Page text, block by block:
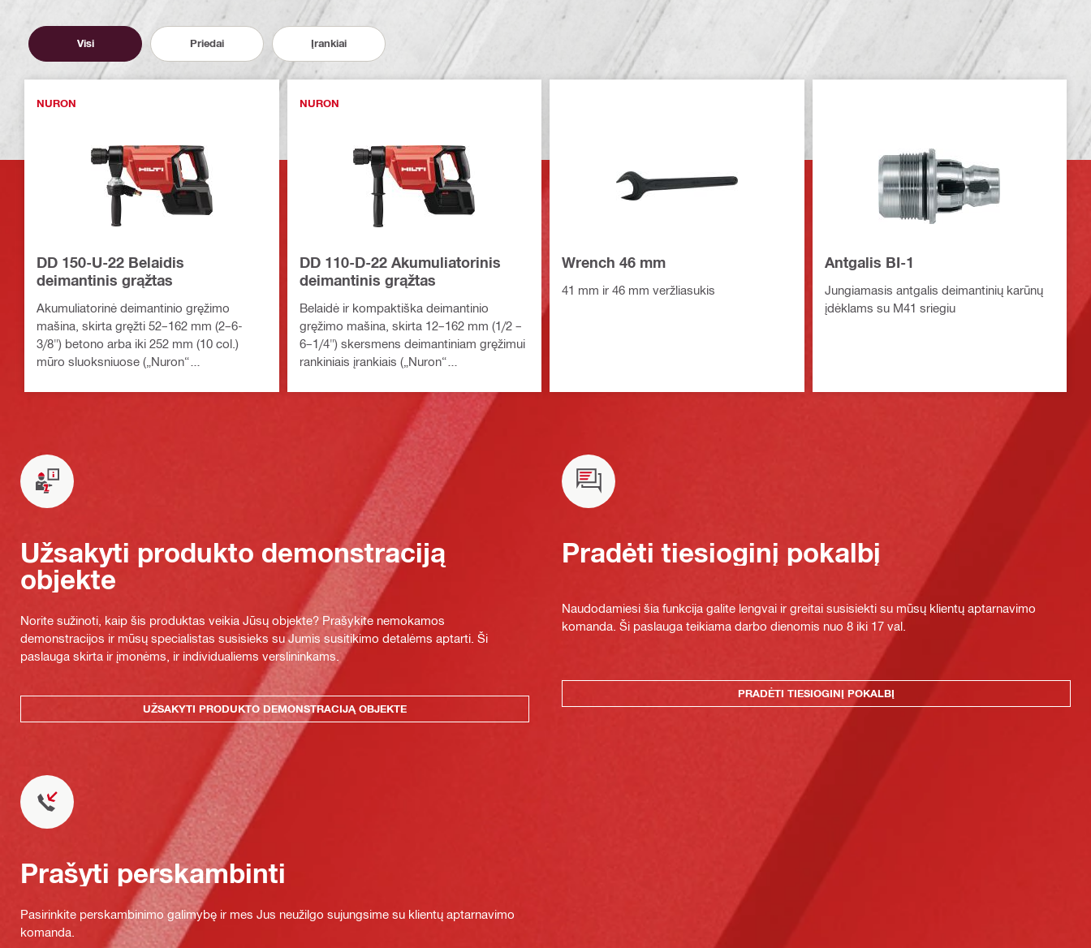
Visi Priedai Įrankiai
NURON
DD 150-U-22 Belaidis
deimantinis grąžtas
Akumuliatorinė deimantinio gręžimo
mašina, skirta gręžti 52–162 mm (2–6-
3/8") betono arba iki 252 mm (10 col.)
mūro sluoksniuose („Nuron“
NURON
DD 110-D-22 Akumuliatorinis
deimantinis grąžtas
Belaidė ir kompaktiška deimantinio
gręžimo mašina, skirta 12–162 mm (1/2 –
6–1/4") skersmens deimantiniam gręžimui
rankiniais įrankiais („Nuron“
Wrench 46 mm
41 mm ir 46 mm veržliasukis
Antgalis BI-1
Jungiamasis antgalis deimantinių karūnų
įdėklams su M41 sriegiu
Užsakyti produkto demonstraciją
objekte
Norite sužinoti, kaip šis produktas veikia Jūsų objekte? Prašykite nemokamos
demonstracijos ir mūsų specialistas susisieks su Jumis susitikimo detalėms aptarti. Ši
paslauga skirta ir įmonėms, ir individualiems verslininkams.
UŽSAKYTI PRODUKTO DEMONSTRACIJĄ OBJEKTE
Pradėti tiesioginį pokalbį
Naudodamiesi šia funkcija galite lengvai ir greitai susisiekti su mūsų klientų aptarnavimo
komanda. Ši paslauga teikiama darbo dienomis nuo 8 iki 17 val.
PRADĖTI TIESIOGINĮ POKALBĮ
Prašyti perskambinti
Pasirinkite perskambinimo galimybę ir mes Jus neužilgo sujungsime su klientų aptarnavimo
komanda.